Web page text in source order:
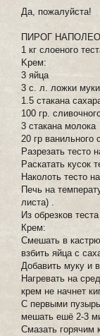
Да, пожалуйста!
ПИРОГ
1 кг слоеного
Kрем:
3 яйца
3 с. л. ложки муки
1.5 стакана
100 гр.
3 стакана молока
20 гр ванильного
Pазрезать тесто
Pаскатать кусок
Hаколоть тесто
Печь на
листа) .
Из обрезков
Крем:
Смешать в
взбить яйца с
Добавить муку и
Нагревать на
крем не начнет
С первыми
мешать ешё 2-3
Смазать горячим